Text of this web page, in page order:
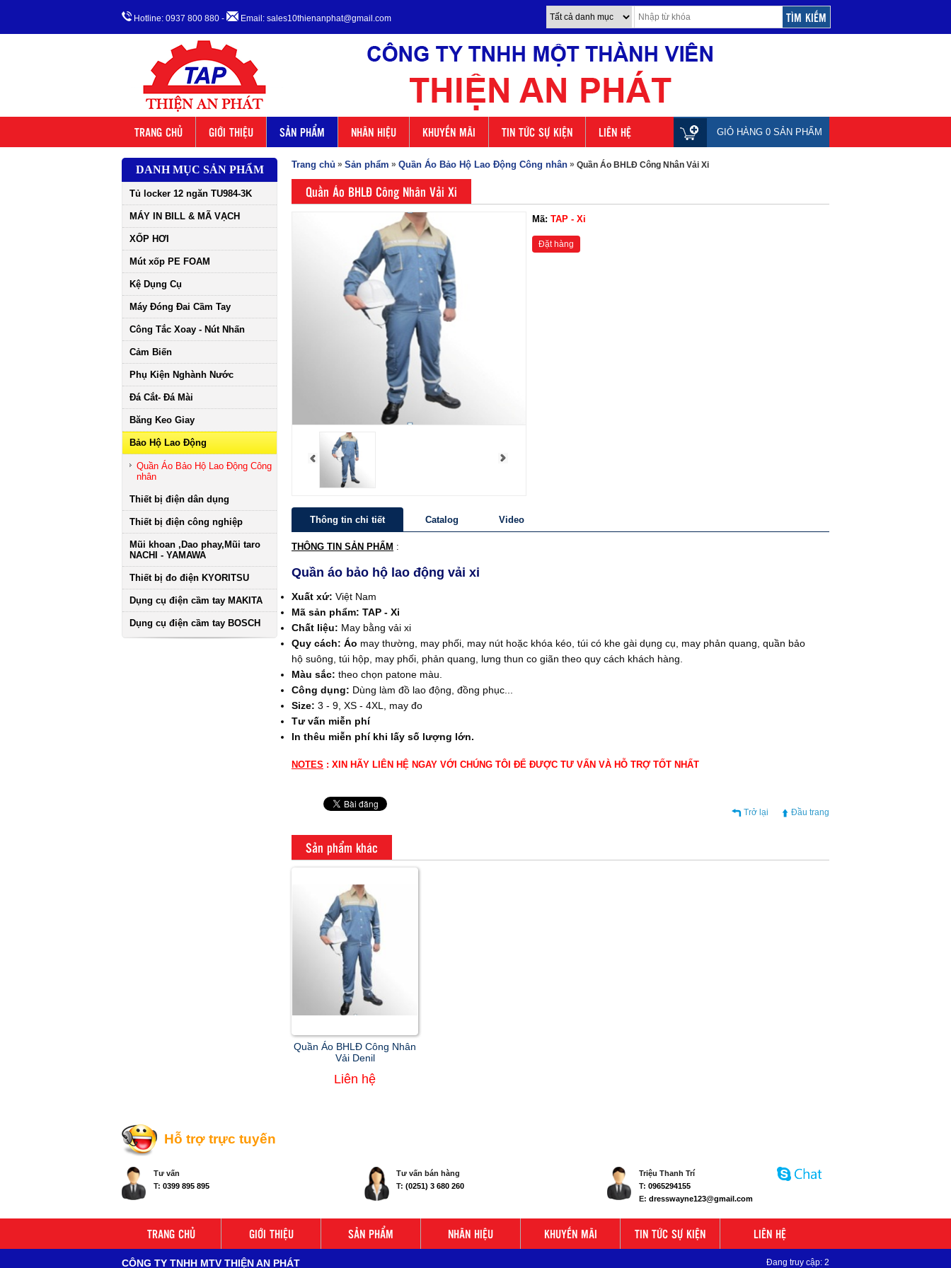
Hotline: 0937 800 880 - Email: sales10thienanphat@gmail.com
TRANG CHỦ GIỚI THIỆU SẢN PHẨM NHÃN HIỆU KHUYẾN MÃI TIN TỨC SỰ KIỆN LIÊN HỆ GIỎ HÀNG 0 SẢN PHẨM
DANH MỤC SẢN PHẨM
Tủ locker 12 ngăn TU984-3K
MÁY IN BILL & MÃ VẠCH
XỐP HƠI
Mút xốp PE FOAM
Kệ Dụng Cụ
Máy Đóng Đai Cầm Tay
Công Tắc Xoay - Nút Nhấn
Cảm Biến
Phụ Kiện Nghành Nước
Đá Cắt- Đá Mài
Băng Keo Giay
Bảo Hộ Lao Động
Quần Áo Bảo Hộ Lao Động Công
nhân
Thiết bị điện dân dụng
Thiết bị điện công nghiệp
Mũi khoan ,Dao phay,Mũi taro
NACHI - YAMAWA
Thiết bị đo điện KYORITSU
Dụng cụ điện cầm tay MAKITA
Dụng cụ điện cầm tay BOSCH
Trang chủ » Sản phẩm » Quần Áo Bảo Hộ Lao Động Công nhân » Quần Áo BHLĐ Công Nhân Vải Xi
Quần Áo BHLĐ Công Nhân Vải Xi
Mã: TAP - Xi
Đặt hàng
Thông tin chi tiết Catalog Video
THÔNG TIN SẢN PHẨM :
Quần áo bảo hộ lao động vải xi
Xuất xứ: Việt Nam
Mã sản phẩm: TAP - Xi
Chất liệu: May bằng vải xi
Quy cách: Áo may thường, may phối, may nút hoặc khóa kéo, túi có khe gài dụng cụ, may phản quang, quần bảo
hộ suông, túi hộp, may phối, phản quang, lưng thun co giãn theo quy cách khách hàng.
Màu sắc: theo chọn patone màu.
Công dụng: Dùng làm đồ lao động, đồng phục...
Size: 3 - 9, XS - 4XL, may đo
Tư vấn miễn phí
In thêu miễn phí khi lấy số lượng lớn.
NOTES : XIN HÃY LIÊN HỆ NGAY VỚI CHÚNG TÔI ĐỂ ĐƯỢC TƯ VẤN VÀ HỖ TRỢ TỐT NHẤT
Trở lại Đầu trang
Sản phẩm khác
Quần Áo BHLĐ Công Nhân
Vải Denil
Liên hệ
Hỗ trợ trực tuyến
Tư vấn
T: 0399 895 895
Tư vấn bán hàng
T: (0251) 3 680 260
Triệu Thanh Trí
T: 0965294155
E: dresswayne123@gmail.com
TRANG CHỦ GIỚI THIỆU SẢN PHẨM NHÃN HIỆU KHUYẾN MÃI TIN TỨC SỰ KIỆN LIÊN HỆ
CÔNG TY TNHH MTV THIỆN AN PHÁT Đang truy cập: 2